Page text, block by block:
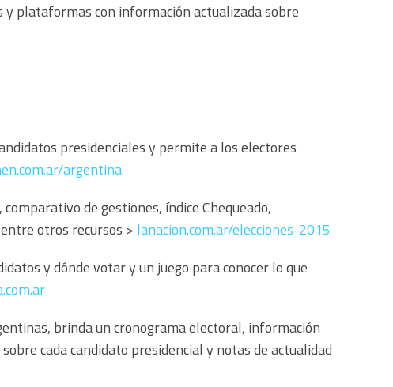
plataformas con información actualizada sobre
presidenciales y permite a los electores
argentina
de gestiones, índice Chequeado,
otros recursos > lanacion.com.ar/elecciones-2015
y dónde votar y un juego para conocer lo que
brinda un cronograma electoral, información
cada candidato presidencial y notas de actualidad